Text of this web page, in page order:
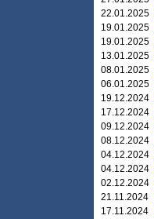
22.01.2025
19.01.2025
19.01.2025
13.01.2025
08.01.2025
06.01.2025
19.12.2024
17.12.2024
09.12.2024
08.12.2024
04.12.2024
04.12.2024
02.12.2024
21.11.2024
17.11.2024